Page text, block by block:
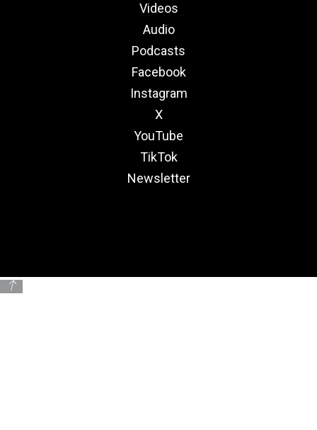
Videos
Audio
Podcasts
Facebook
Instagram
X
YouTube
TikTok
Newsletter